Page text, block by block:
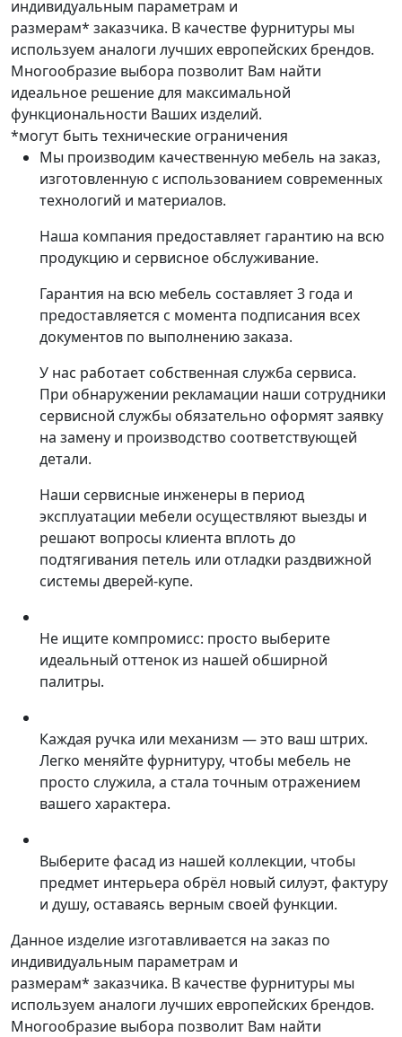
индивидуальным параметрам и
размерам* заказчика. В качестве фурнитуры мы
используем аналоги лучших европейских брендов.
Многообразие выбора позволит Вам найти
идеальное решение для максимальной
функциональности Ваших изделий.
*могут быть технические ограничения
Мы производим качественную мебель на заказ,
изготовленную с использованием современных
технологий и материалов.
Наша компания предоставляет гарантию на всю
продукцию и сервисное обслуживание.
Гарантия на всю мебель составляет 3 года и
предоставляется с момента подписания всех
документов по выполнению заказа.
У нас работает собственная служба сервиса.
При обнаружении рекламации наши сотрудники
сервисной службы обязательно оформят заявку
на замену и производство соответствующей
детали.
Наши сервисные инженеры в период
эксплуатации мебели осуществляют выезды и
решают вопросы клиента вплоть до
подтягивания петель или отладки раздвижной
системы дверей-купе.
Не ищите компромисс: просто выберите
идеальный оттенок из нашей обширной
палитры.
Каждая ручка или механизм — это ваш штрих.
Легко меняйте фурнитуру, чтобы мебель не
просто служила, а стала точным отражением
вашего характера.
Выберите фасад из нашей коллекции, чтобы
предмет интерьера обрёл новый силуэт, фактуру
и душу, оставаясь верным своей функции.
Данное изделие изготавливается на заказ по
индивидуальным параметрам и
размерам* заказчика. В качестве фурнитуры мы
используем аналоги лучших европейских брендов.
Многообразие выбора позволит Вам найти